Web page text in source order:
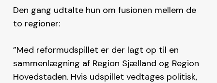
Den gang udtalte hun om fusionen mellem de
to regioner:
”Med reformudspillet er der lagt op til en
sammenlægning af Region Sjælland og Region
Hovedstaden. Hvis udspillet vedtages politisk,